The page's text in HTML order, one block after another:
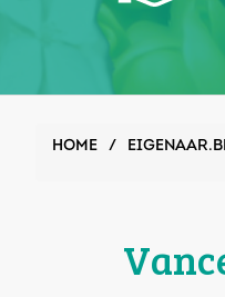
HOME /